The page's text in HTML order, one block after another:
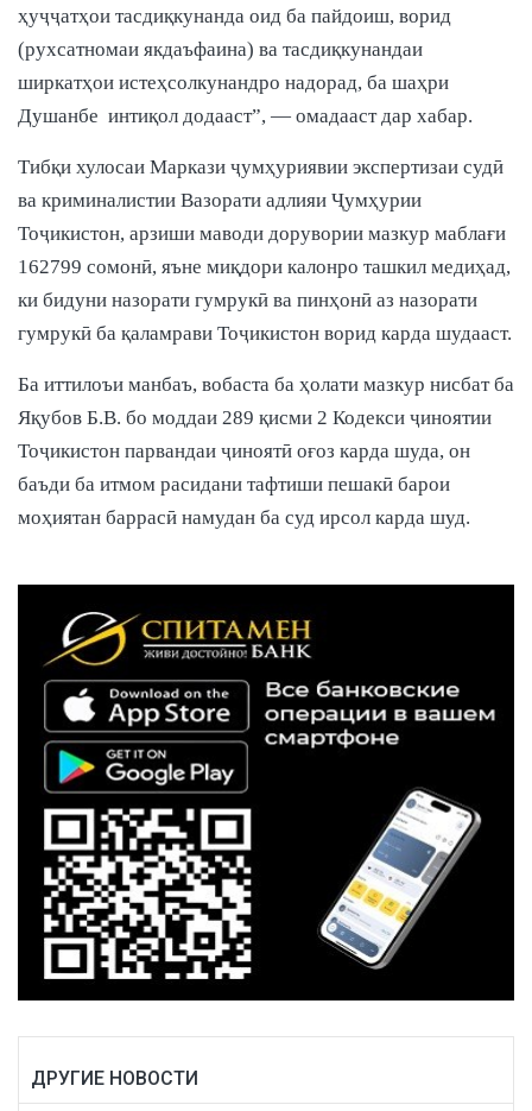
ҳуҷҷатҳои тасдиқкунанда оид ба пайдоиш, ворид
(рухсатномаи якдаъфаина) ва тасдиқкунандаи
ширкатҳои истеҳсолкунандро надорад, ба шаҳри
Душанбе интиқол додааст”, — омадааст дар хабар.
Тибқи хулосаи Маркази ҷумҳуриявии экспертизаи судӣ
ва криминалистии Вазорати адлияи Ҷумҳурии
Тоҷикистон, арзиши маводи дорувории мазкур маблағи
162799 сомонӣ, яъне миқдори калонро ташкил медиҳад,
ки бидуни назорати гумрукӣ ва пинҳонӣ аз назорати
гумрукӣ ба қаламрави Тоҷикистон ворид карда шудааст.
Ба иттилоъи манбаъ, вобаста ба ҳолати мазкур нисбат ба
Яқубов Б.В. бо моддаи 289 қисми 2 Кодекси ҷиноятии
Тоҷикистон парвандаи ҷиноятӣ оғоз карда шуда, он
баъди ба итмом расидани тафтиши пешакӣ барои
моҳиятан баррасӣ намудан ба суд ирсол карда шуд.
ДРУГИЕ НОВОСТИ